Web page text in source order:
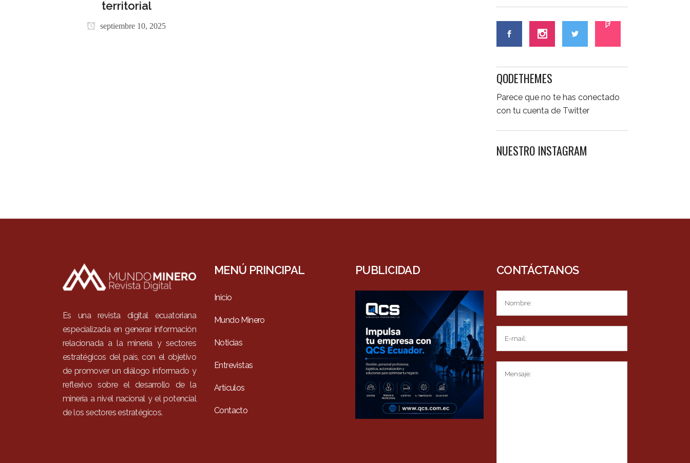
territorial
septiembre 10, 2025
QODETHEMES
Parece que no te has conectado
con tu cuenta de Twitter
NUESTRO INSTAGRAM
Es una revista digital ecuatoriana
especializada en generar información
relacionada a la minería y sectores
estratégicos del país, con el objetivo
de promover un diálogo informado y
reflexivo sobre el desarrollo de la
minería a nivel nacional y el potencial
de los sectores estratégicos.
MENÚ PRINCIPAL
Inicio
Mundo Minero
Noticias
Entrevistas
Artículos
Contacto
PUBLICIDAD CONTÁCTANOS